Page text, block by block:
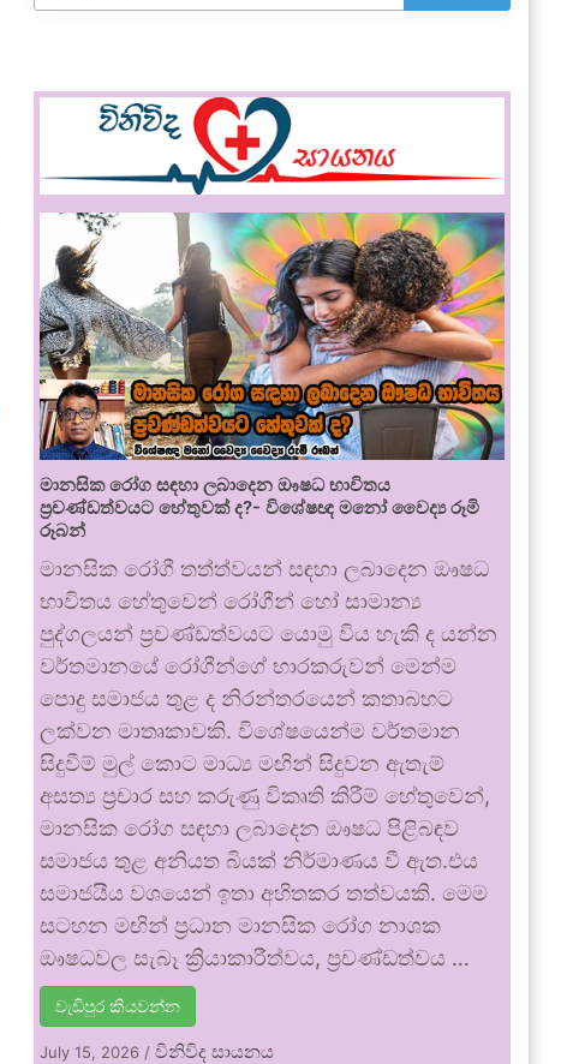
මානසික රෝග සඳහා ලබාදෙන ඖෂධ භාවිතය
ප්‍රචණ්ඩත්වයට හේතුවක් ද?- විශේෂඥ මනෝ වෛද්‍ය රූමි
රූබන්
මානසික රෝගී තත්ත්වයන් සඳහා ලබාදෙන ඖෂධ
භාවිතය හේතුවෙන් රෝගීන් හෝ සාමාන්‍ය
පුද්ගලයන් ප්‍රචණ්ඩත්වයට යොමු විය හැකි ද යන්න
වර්තමානයේ රෝගීන්ගේ භාරකරුවන් මෙන්ම
පොදු සමාජය තුළ ද නිරන්තරයෙන් කතාබහට
ලක්වන මාතෘකාවකි. විශේෂයෙන්ම වර්තමාන
සිදුවීම් මුල් කොට මාධ්‍ය මඟින් සිදුවන ඇතැම්
අසත්‍ය ප්‍රචාර සහ කරුණු විකෘති කිරීම් හේතුවෙන්,
මානසික රෝග සඳහා ලබාදෙන ඖෂධ පිළිබඳව
සමාජය තුළ අනියත බියක් නිර්මාණය වී ඇත.එය
සමාජයීය වශයෙන් ඉතා අහිතකර තත්වයකි. මෙම
සටහන මඟින් ප්‍රධාන මානසික රෝග නාශක
ඖෂධවල සැබෑ ක්‍රියාකාරීත්වය, ප්‍රචණ්ඩත්වය …
වැඩිපුර කියවන්න
July 15, 2026 /විනිවිද සායනය